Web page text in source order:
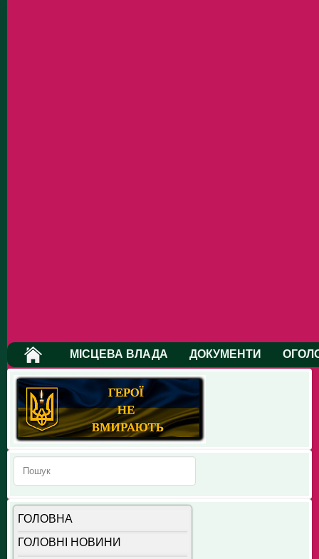
МІСЦЕВА ВЛАДА ДОКУМЕНТИ
ГОЛОВНА
ГОЛОВНІ НОВИНИ